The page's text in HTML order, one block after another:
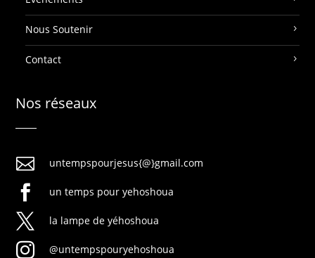
Nous Soutenir
Contact
Nos réseaux
 untempspourjesus{@}gmail.com
 un temps pour yehoshoua
 la lampe de yéhoshoua
 @untempspouryehoshoua